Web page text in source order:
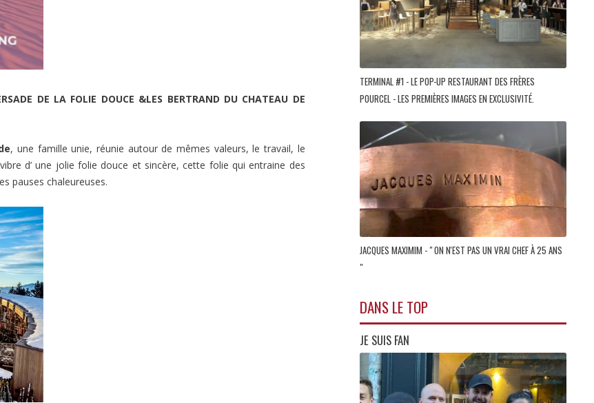
DE LA FOLIE DOUCE &LES BERTRAND DU CHATEAU DE
, une famille unie, réunie autour de mêmes valeurs, le travail, le
d’ une jolie folie douce et sincère, cette folie qui entraine des
pauses chaleureuses.
TERMINAL #1 - LE POP-UP RESTAURANT DES FRÈRES
POURCEL - LES PREMIÈRES IMAGES EN EXCLUSIVITÉ.
JACQUES MAXIMIM - " ON N'EST PAS UN VRAI CHEF À 25 ANS
"
DANS LE TOP
JE SUIS FAN